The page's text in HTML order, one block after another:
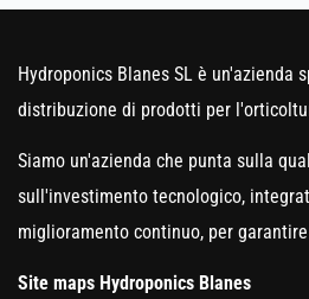
Hydroponics Blanes SL è un'azienda
distribuzione di prodotti per
Siamo un'azienda che punta sulla
sull'investimento tecnologico,
miglioramento continuo, per
Site maps Hydroponics Blanes